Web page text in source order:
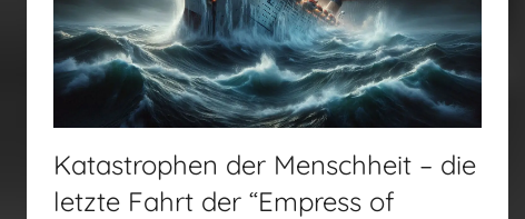
Katastrophen der Menschheit – die
letzte Fahrt der “Empress of